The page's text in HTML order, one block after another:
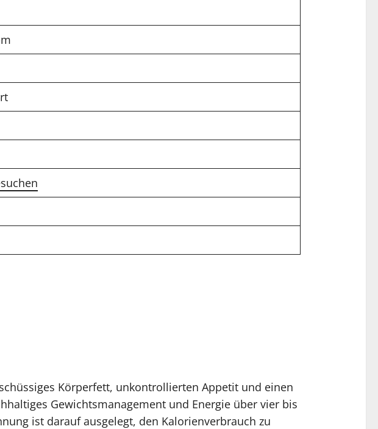
Körperfett, unkontrollierten Appetit und einen
Gewichtsmanagement und Energie über vier bis
ist darauf ausgelegt, den Kalorienverbrauch zu